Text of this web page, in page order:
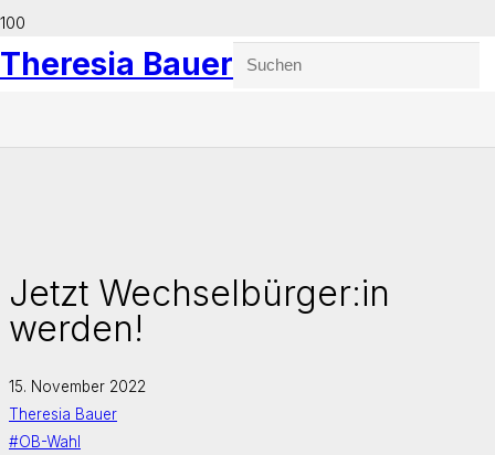
Theresia Bauer
Jetzt Wechselbürger:in
werden!
15. November 2022
Theresia Bauer
#OB-Wahl